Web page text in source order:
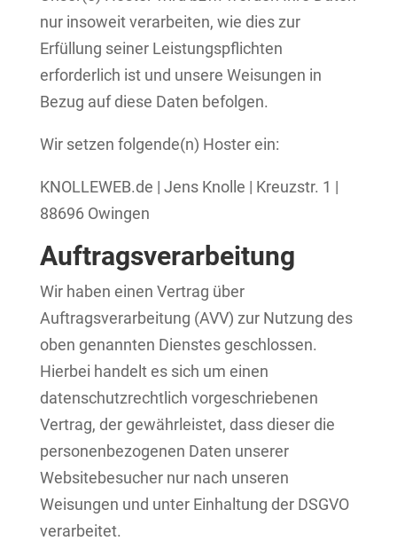
nur insoweit verarbeiten, wie dies zur
Erfüllung seiner Leistungspflichten
erforderlich ist und unsere Weisungen in
Bezug auf diese Daten befolgen.
Wir setzen folgende(n) Hoster ein:
KNOLLEWEB.de | Jens Knolle | Kreuzstr. 1 |
88696 Owingen
Auftragsverarbeitung
Wir haben einen Vertrag über
Auftragsverarbeitung (AVV) zur Nutzung des
oben genannten Dienstes geschlossen.
Hierbei handelt es sich um einen
datenschutzrechtlich vorgeschriebenen
Vertrag, der gewährleistet, dass dieser die
personenbezogenen Daten unserer
Websitebesucher nur nach unseren
Weisungen und unter Einhaltung der DSGVO
verarbeitet.